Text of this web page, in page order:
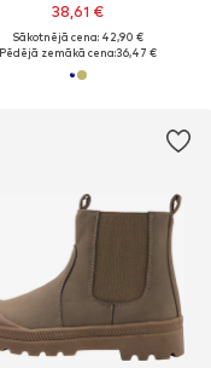
38,61 €
Sākotnējā cena: 42,90 €
Pēdējā zemākā cena:36,47 €